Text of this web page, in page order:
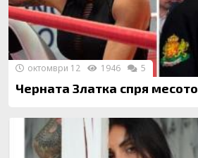
Черната Златка спря месото
октомври 12 1946 5